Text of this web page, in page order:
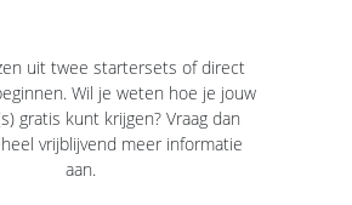
uit twee startersets of direct
Wil je weten hoe je jouw
gratis kunt krijgen? Vraag dan
vrijblijvend meer informatie
aan.